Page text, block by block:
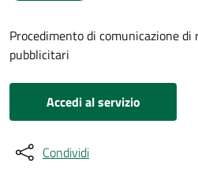
Procedimento di comunicazione di
pubblicitari
Accedi al servizio
Condividi